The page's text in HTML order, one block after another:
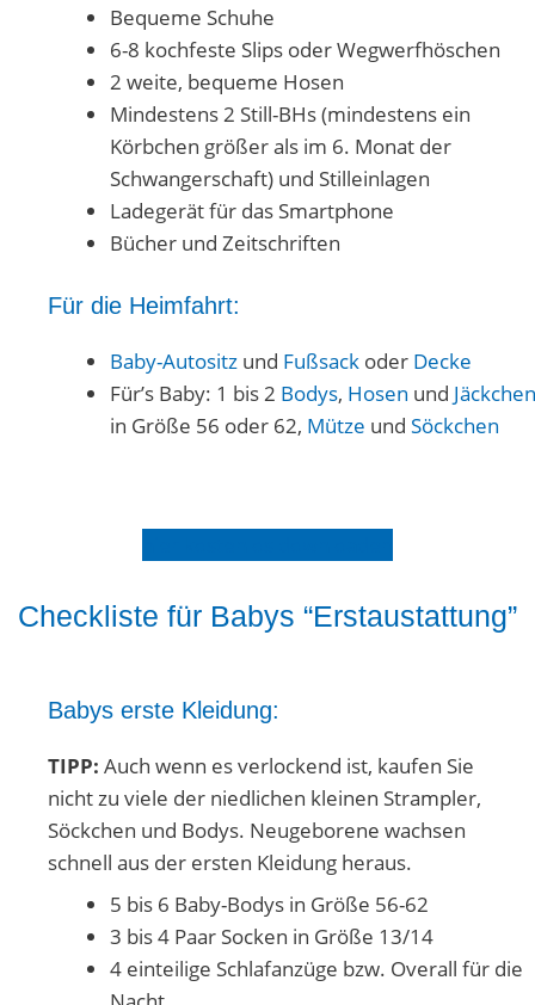
Bequeme Schuhe
6-8 kochfeste Slips oder Wegwerfhöschen
2 weite, bequeme Hosen
Mindestens 2 Still-BHs (mindestens ein
Körbchen größer als im 6. Monat der
Schwangerschaft) und Stilleinlagen
Ladegerät für das Smartphone
Bücher und Zeitschriften
Für die Heimfahrt:
Baby-Autositzund Fußsack oder Decke
Für’s Baby: 1 bis 2 Bodys, Hosen und Jäckchen
in Größe 56 oder 62, Mütze und Söckchen
Checkliste für Babys “Erstaustattung”
Babys erste Kleidung:
TIPP: Auch wenn es verlockend ist, kaufen Sie
nicht zu viele der niedlichen kleinen Strampler,
Söckchen und Bodys. Neugeborene wachsen
schnell aus der ersten Kleidung heraus.
5 bis 6 Baby-Bodys in Größe 56-62
3 bis 4 Paar Socken in Größe 13/14
4 einteilige Schlafanzüge bzw. Overall für die